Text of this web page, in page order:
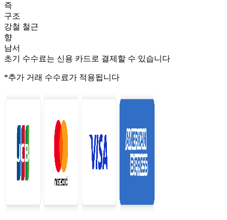
즉
구조
강철 철근
향
남서
초기 수수료는 신용 카드로 결제할 수 있습니다
*추가 거래 수수료가 적용됩니다